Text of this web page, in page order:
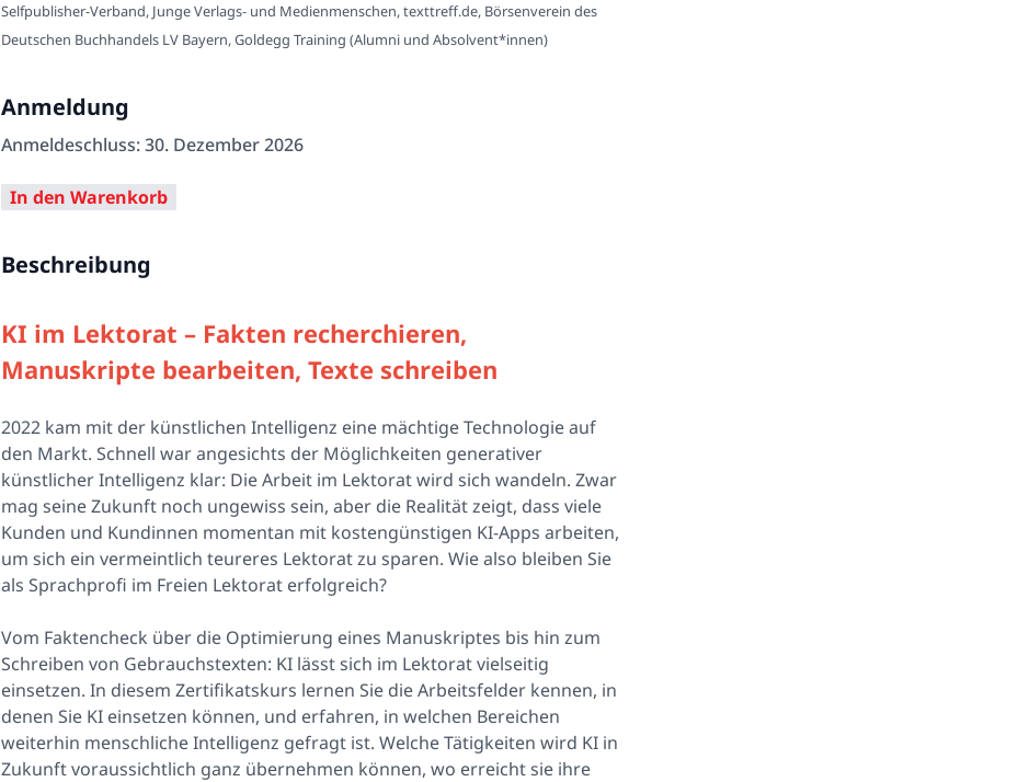
Selfpublisher-Verband, Junge Verlags- und Medienmenschen, texttreff.de, Börsenverein des
Deutschen Buchhandels LV Bayern, Goldegg Training (Alumni und Absolvent*innen)
Anmeldung
Anmeldeschluss: 30. Dezember 2026
Beschreibung
KI im Lektorat – Fakten recherchieren,
Manuskripte bearbeiten, Texte schreiben
2022 kam mit der künstlichen Intelligenz eine mächtige Technologie auf
den Markt. Schnell war angesichts der Möglichkeiten generativer
künstlicher Intelligenz klar: Die Arbeit im Lektorat wird sich wandeln. Zwar
mag seine Zukunft noch ungewiss sein, aber die Realität zeigt, dass viele
Kunden und Kundinnen momentan mit kostengünstigen KI-Apps arbeiten,
um sich ein vermeintlich teureres Lektorat zu sparen. Wie also bleiben Sie
als Sprachprofi im Freien Lektorat erfolgreich?
Vom Faktencheck über die Optimierung eines Manuskriptes bis hin zum
Schreiben von Gebrauchstexten: KI lässt sich im Lektorat vielseitig
einsetzen. In diesem Zertifikatskurs lernen Sie die Arbeitsfelder kennen, in
denen Sie KI einsetzen können, und erfahren, in welchen Bereichen
weiterhin menschliche Intelligenz gefragt ist. Welche Tätigkeiten wird KI in
Zukunft voraussichtlich ganz übernehmen können, wo erreicht sie ihre